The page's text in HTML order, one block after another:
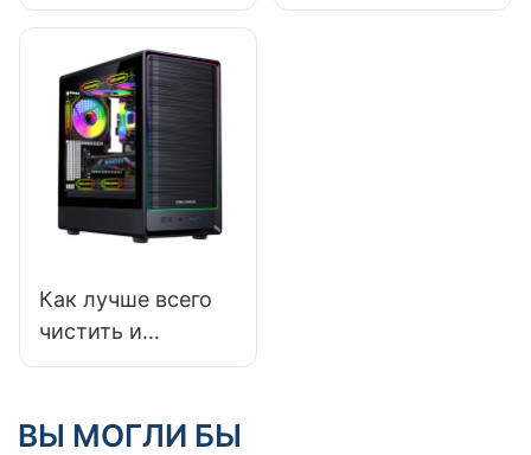
лучше всего
процессоров с
жидкостным
охлаждением?
в поисках
Как лучше всего
чистить и
обслуживать
ПК?
ВЫ МОГЛИ БЫ